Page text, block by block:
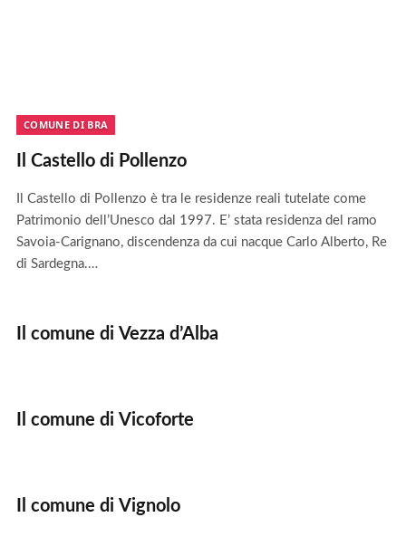
COMUNE DI BRA
Il Castello di Pollenzo
Il Castello di Pollenzo è tra le residenze reali tutelate come
Patrimonio dell’Unesco dal 1997. E’ stata residenza del ramo
Savoia-Carignano, discendenza da cui nacque Carlo Alberto, Re
di Sardegna.…
Il comune di Vezza d’Alba
Il comune di Vicoforte
Il comune di Vignolo